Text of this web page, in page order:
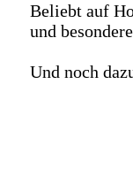
Beliebt auf
und
Und noch